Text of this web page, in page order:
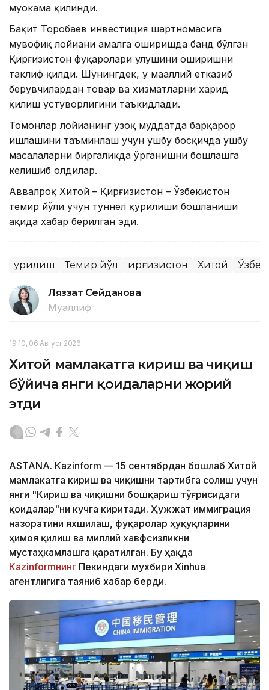
муҳокама қилинди.
Бақит Торобаев инвестиция шартномасига
мувофиқ лойиҳани амалга оширишда банд бўлган
Қирғизистон фуқаролари улушини оширишни
таклиф қилди. Шунингдек, у маҳаллий етказиб
берувчилардан товар ва хизматларни харид
қилиш устуворлигини таъкидлади.
Томонлар лойиҳанинг узоқ муддатда барқарор
ишлашини таъминлаш учун ушбу босқичда ушбу
масалаларни биргаликда ўрганишни бошлашга
келишиб олдилар.
Аввалроқ Хитой – Қирғизистон – Ўзбекистон
темир йўли учун туннел қурилиши бошланиши
ҳақида хабар берилган эди.
Қурилиш Темир йўл Қирғизистон Хитой
Ляззат Сейданова
Муаллиф
19:10, 06 Август 2026
Хитой мамлакатга кириш ва чиқиш
бўйича янги қоидаларни жорий
этди
ASTANА. Кazinform — 15 сентябрдан бошлаб Хитой
мамлакатга кириш ва чиқишни тартибга солиш учун
янги "Кириш ва чиқишни бошқариш тўғрисидаги
қоидалар"ни кучга киритади. Ҳужжат иммиграция
назоратини яхшилаш, фуқаролар ҳуқуқларини
ҳимоя қилиш ва миллий хавфсизликни
мустаҳкамлашга қаратилган. Бу ҳақда
Кazinformнинг Пекиндаги мухбири Xinhua
агентлигига таяниб хабар берди.